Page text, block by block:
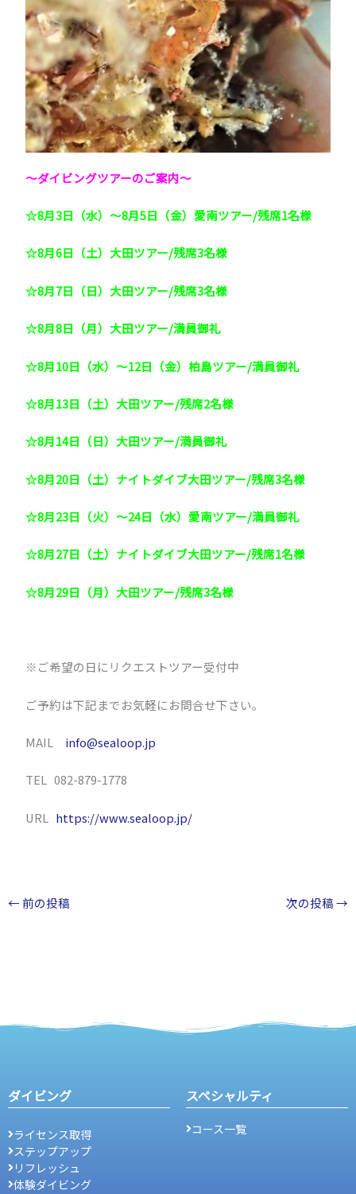
～ダイビングツアーのご案内～
☆8月3日（水）～8月5日（金）愛南ツアー/残席1名様
☆8月6日（土）大田ツアー/残席3名様
☆8月7日（日）大田ツアー/残席3名様
☆8月8日（月）大田ツアー/満員御礼
☆8月10日（水）～12日（金）柏島ツアー/満員御礼
☆8月13日（土）大田ツアー/残席2名様
☆8月14日（日）大田ツアー/満員御礼
☆8月20日（土）ナイトダイブ大田ツアー/残席3名様
☆8月23日（火）～24日（水）愛南ツアー/満員御礼
☆8月27日（土）ナイトダイブ大田ツアー/残席1名様
☆8月29日（月）大田ツアー/残席3名様
※ご希望の日にリクエストツアー受付中
ご予約は下記までお気軽にお問合せ下さい。
MAIL info@sealoop.jp
TEL 082-879-1778
URL https://www.sealoop.jp/
← 前の投稿 次の投稿→
ダイビング
ライセンス取得
ステップアップ
リフレッシュ
体験ダイビング
スペシャルティ
コース一覧